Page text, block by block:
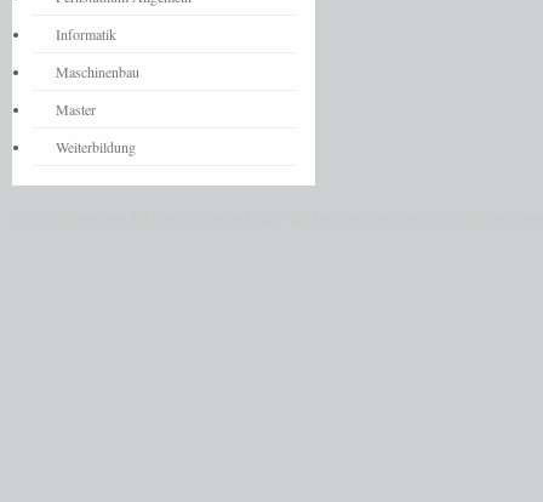
Informatik
Maschinenbau
Master
Weiterbildung